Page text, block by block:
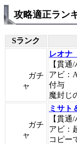
攻略適正ラン
Sランク
ガチ
ャ
レオナ
【貫通
アビ：
付与
魔封じ
ガチ
ャ
ミサト
【貫通
アビ：
コピー